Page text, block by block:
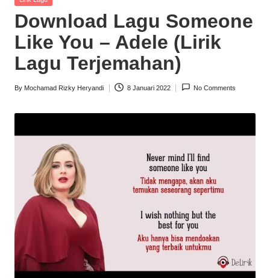
k
o
I
D
Download Lagu Someone
Like You – Adele (Lirik
Lagu Terjemahan)
Posted
By Mochamad Rizky Heryandi 8 Januari 2022 No Comments